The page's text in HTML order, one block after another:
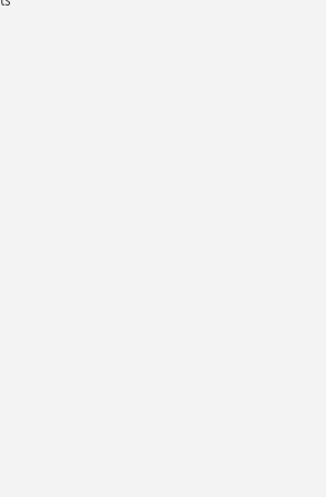
Fachkräfte in zahlreichen
Mitarbeitende
weiter.
als Jobmotor
Fachkräftemangel reagiert, und welche
sind.
für Jobeinstieg
aus Sicht der IG Metall auf den Jobmarkt
wirken.
für H
bereiten